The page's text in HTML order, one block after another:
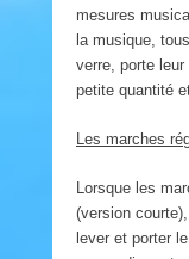
mesures
la musique,
verre, porte leur
petite quantité
Les marches
Lorsque les
(version
lever et porter